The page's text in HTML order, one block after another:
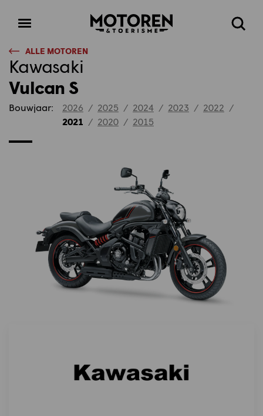
Open
Homepage Zoeken
ALLE MOTOREN
Kawasaki
Vulcan S
Bouwjaar: 2026 / 2025 / 2024 / 2023 / 2022 /
2021 / 2020 / 2015